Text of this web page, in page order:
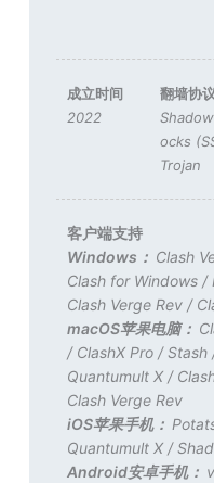
成立时间
2022
翻墙协议
ocks
Trojan
客户端支持
Windows： Clash
Clash for Windows /
Clash Verge Rev /
macOS苹果电脑：
/ ClashX Pro /Stash
Quantumult X /
Clash Verge Rev
iOS苹果手机：
Quantumult X /
Android安卓手机：